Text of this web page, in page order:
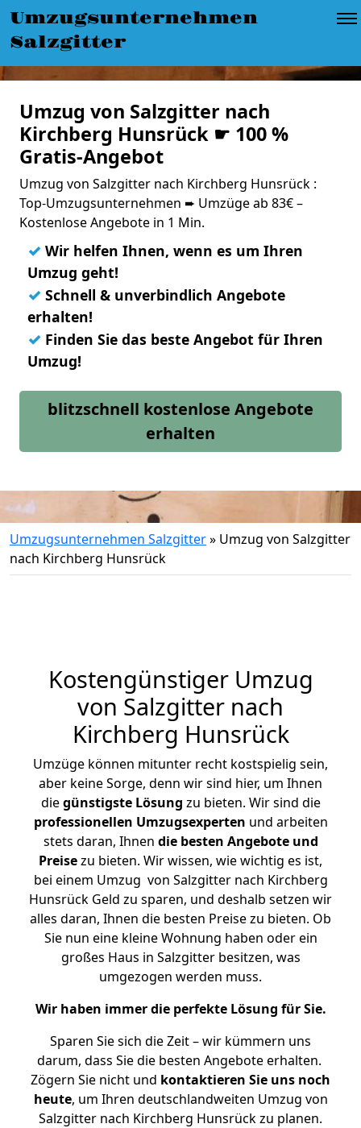
Umzugsunternehmen
Salzgitter
Umzug von Salzgitter nach
Kirchberg Hunsrück ☛ 100 %
Gratis-Angebot
Umzug von Salzgitter nach Kirchberg Hunsrück :
Top-Umzugsunternehmen ➨ Umzüge ab 83€ –
Kostenlose Angebote in 1 Min.
✓ Wir helfen Ihnen, wenn es um Ihren
Umzug geht!
✓ Schnell & unverbindlich Angebote
erhalten!
✓ Finden Sie das beste Angebot für Ihren
Umzug!
blitzschnell kostenlose Angebote
erhalten
Umzugsunternehmen Salzgitter» Umzug von Salzgitter
nach Kirchberg Hunsrück
Kostengünstiger Umzug
von Salzgitter nach
Kirchberg Hunsrück
Umzüge können mitunter recht kostspielig sein,
aber keine Sorge, denn wir sind hier, um Ihnen
diegünstigste Lösung zu bieten. Wir sind die
professionellen Umzugsexperten und arbeiten
stets daran, Ihnen die besten Angebote und
Preisezu bieten. Wir wissen, wie wichtig es ist,
bei einem Umzug von Salzgitter nach Kirchberg
Hunsrück Geld zu sparen, und deshalb setzen wir
alles daran, Ihnen die besten Preise zu bieten. Ob
Sie nun eine kleine Wohnung haben oder ein
großes Haus in Salzgitter besitzen, was
umgezogen werden muss.
Wir haben immer die perfekte Lösung für Sie.
Sparen Sie sich die Zeit – wir kümmern uns
darum, dass Sie die besten Angebote erhalten.
Zögern Sie nicht und kontaktieren Sie uns noch
heute, um Ihren deutschlandweiten Umzug von
Salzgitter nach Kirchberg Hunsrück zu planen.